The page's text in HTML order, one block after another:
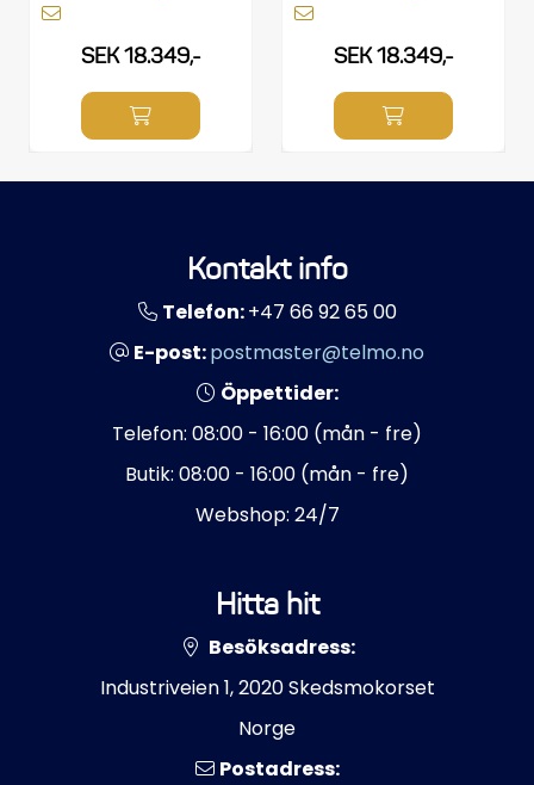
SEK 18.349,- SEK 18.349,-
Kontakt info
Telefon:+47 66 92 65 00
E-post:postmaster@telmo.no
Öppettider:
Telefon: 08:00 - 16:00 (mån - fre)
Butik: 08:00 - 16:00 (mån - fre)
Webshop: 24/7
Hitta hit
Besöksadress:
Industriveien 1, 2020 Skedsmokorset
Norge
Postadress: